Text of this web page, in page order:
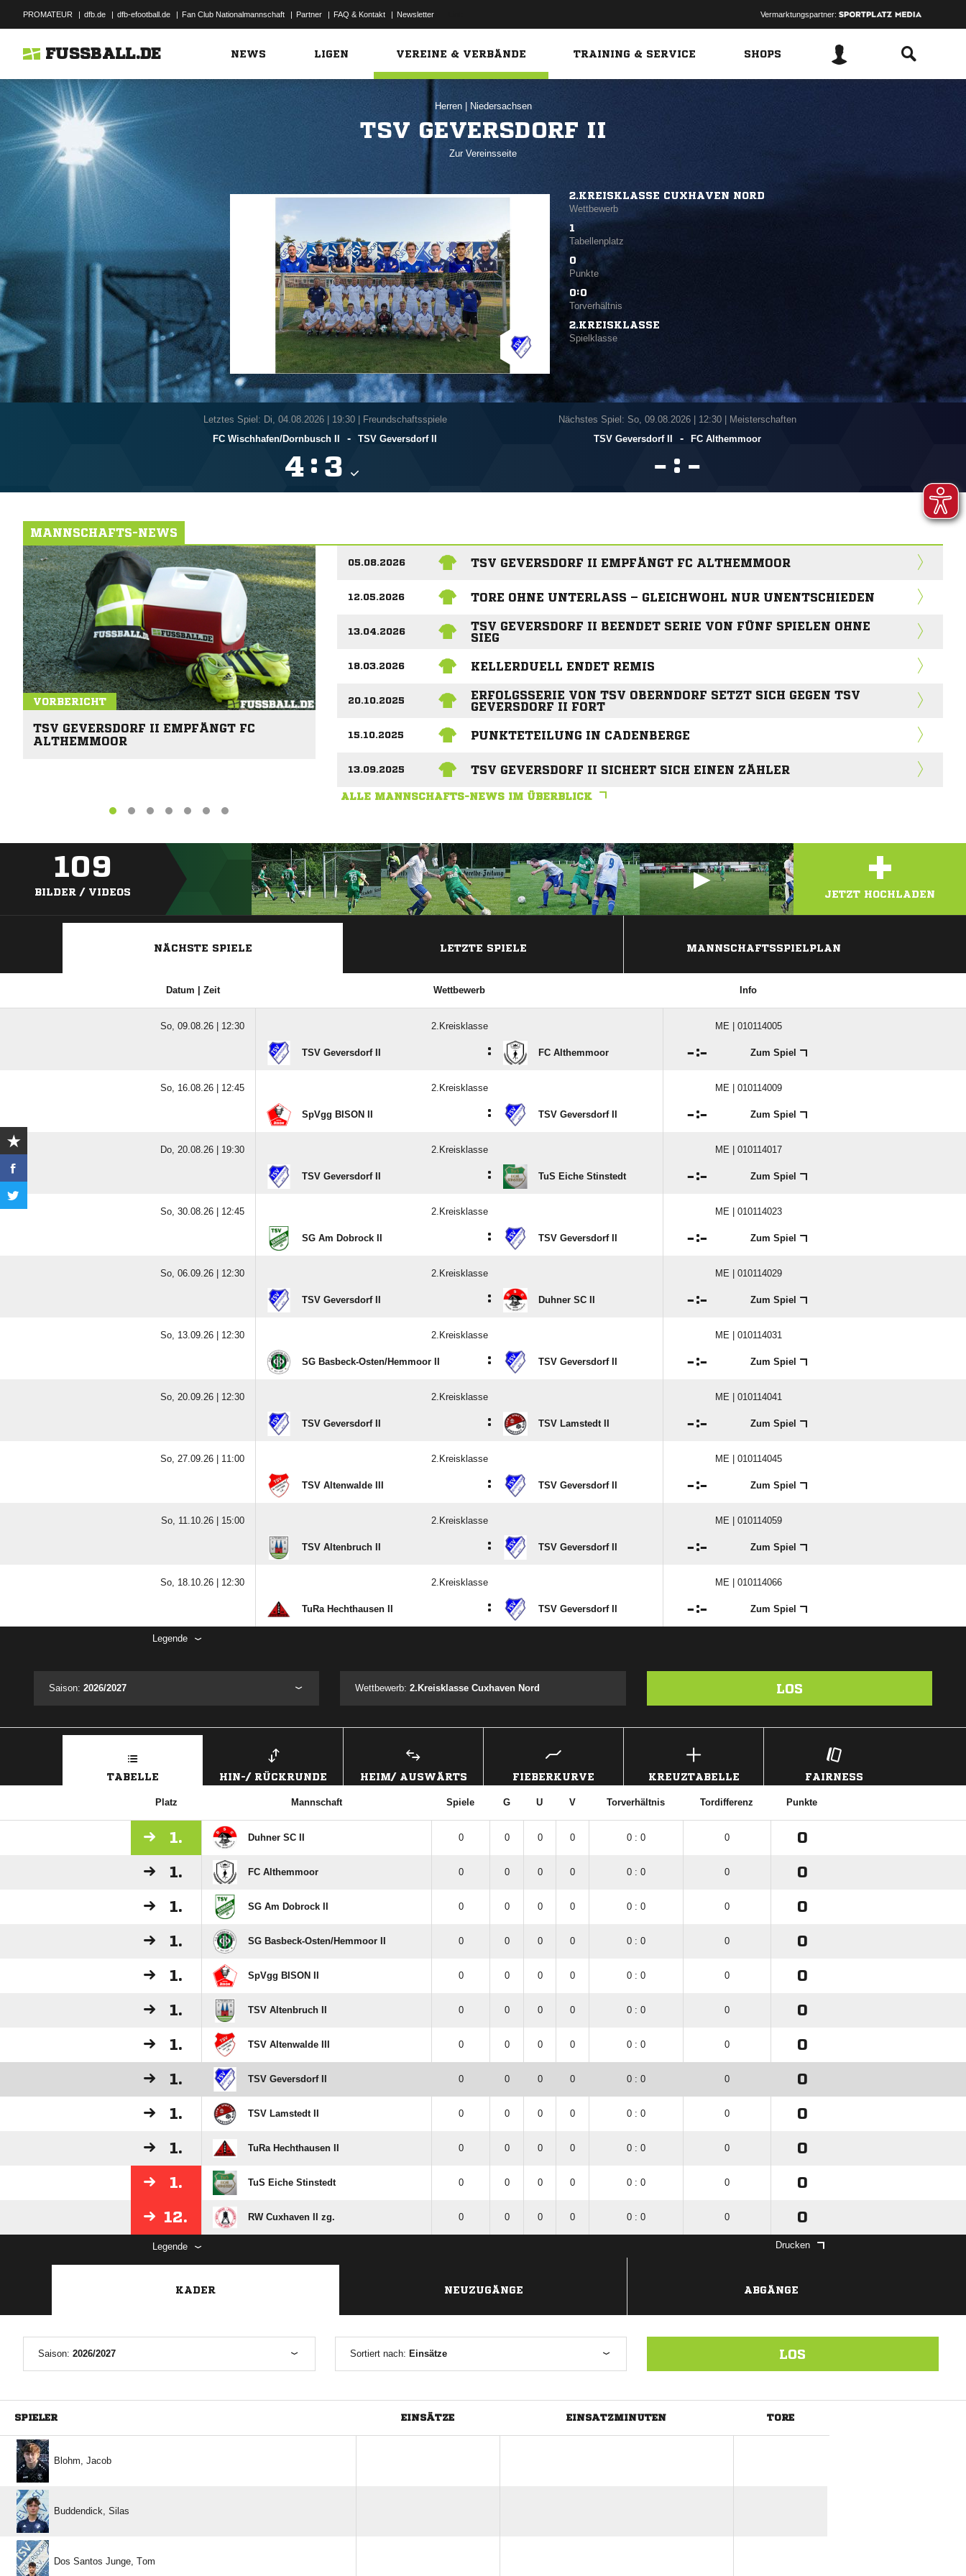
PROMATEUR | dfb.de | dfb-efootball.de | Fan Club Nationalmannschaft | Partner | FAQ & Kontakt | Newsletter Vermarktungspartner:
FUSSBALL.DE NEWS LIGEN VEREINE & VERBÄNDE TRAINING & SERVICE SHOPS
Herren Niedersachsen
TSV GEVERSDORF II
Zur Vereinsseite
2.KREISKLASSE CUXHAVEN NORD
Wettbewerb
1
Tabellenplatz
0
Punkte
0:0
Torverhältnis
2.KREISKLASSE
Spielklasse
Letztes Spiel: Di, 04.08.2026| 19:30 | Freundschaftsspiele
FC Wischhafen/​Dornbusch II
- TSV Geversdorf II
 : 
Nächstes Spiel: So, 09.08.2026| 12:30 | Meisterschaften
TSV Geversdorf II
- FC Althemmoor
 : 
MANNSCHAFTS-NEWS
VORBERICHT
TSV GEVERSDORF II EMPFÄNGT FC
ALTHEMMOOR
05.08.2026 TSV GEVERSDORF II EMPFÄNGT FC ALTHEMMOOR
12.05.2026 TORE OHNE UNTERLASS – GLEICHWOHL NUR UNENTSCHIEDEN
13.04.2026
TSV GEVERSDORF II BEENDET SERIE VON FÜNF SPIELEN OHNE
SIEG
18.03.2026 KELLERDUELL ENDET REMIS
20.10.2025
ERFOLGSSERIE VON TSV OBERNDORF SETZT SICH GEGEN TSV
GEVERSDORF II FORT
15.10.2025 PUNKTETEILUNG IN CADENBERGE
13.09.2025 TSV GEVERSDORF II SICHERT SICH EINEN ZÄHLER
ALLE MANNSCHAFTS-NEWS IM ÜBERBLICK
109
BILDER / VIDEOS +
JETZT HOCHLADEN
NÄCHSTE SPIELE LETZTE SPIELE MANNSCHAFTSSPIELPLAN
Datum | Zeit Wettbewerb Info
So, 09.08.26 | 12:30 2.Kreisklasse ME | 010114005
TSV Geversdorf II : FC Althemmoor : Zum Spiel
So, 16.08.26 | 12:45 2.Kreisklasse ME | 010114009
SpVgg BISON II : TSV Geversdorf II : Zum Spiel
Do, 20.08.26 | 19:30 2.Kreisklasse ME | 010114017
TSV Geversdorf II : TuS Eiche Stinstedt : Zum Spiel
So, 30.08.26 | 12:45 2.Kreisklasse ME | 010114023
SG Am Dobrock II : TSV Geversdorf II : Zum Spiel
So, 06.09.26 | 12:30 2.Kreisklasse ME | 010114029
TSV Geversdorf II : Duhner SC II : Zum Spiel
So, 13.09.26 | 12:30 2.Kreisklasse ME | 010114031
SG Basbeck-Osten/​Hemmoor II : TSV Geversdorf II : Zum Spiel
So, 20.09.26 | 12:30 2.Kreisklasse ME | 010114041
TSV Geversdorf II : TSV Lamstedt II : Zum Spiel
So, 27.09.26 | 11:00 2.Kreisklasse ME | 010114045
TSV Altenwalde III : TSV Geversdorf II : Zum Spiel
So, 11.10.26 | 15:00 2.Kreisklasse ME | 010114059
TSV Altenbruch II : TSV Geversdorf II : Zum Spiel
So, 18.10.26 | 12:30 2.Kreisklasse ME | 010114066
TuRa Hechthausen II : TSV Geversdorf II : Zum Spiel
Legende
Saison: 2026/2027 Wettbewerb:2.Kreisklasse Cuxhaven Nord LOS
TABELLE HIN-/ RÜCKRUNDE HEIM/ AUSWÄRTS FIEBERKURVE KREUZTABELLE FAIRNESS
Platz Mannschaft Spiele G U V Torverhältnis Tordifferenz Punkte
1. Duhner SC II 0 0 0 0 0 : 0 0 0
1. FC Althemmoor 0 0 0 0 0 : 0 0 0
1. SG Am Dobrock II 0 0 0 0 0 : 0 0 0
1. SG Basbeck-Osten/​Hemmoor II 0 0 0 0 0 : 0 0 0
1. SpVgg BISON II 0 0 0 0 0 : 0 0 0
1. TSV Altenbruch II 0 0 0 0 0 : 0 0 0
1. TSV Altenwalde III 0 0 0 0 0 : 0 0 0
1. TSV Geversdorf II 0 0 0 0 0 : 0 0 0
1. TSV Lamstedt II 0 0 0 0 0 : 0 0 0
1. TuRa Hechthausen II 0 0 0 0 0 : 0 0 0
1. TuS Eiche Stinstedt 0 0 0 0 0 : 0 0 0
12. RW Cuxhaven II zg. 0 0 0 0 0 : 0 0 0
Legende Drucken
KADER NEUZUGÄNGE ABGÄNGE
Saison: 2026/2027 Sortiert nach: Einsätze LOS
SPIELER EINSÄTZE EINSATZMINUTEN TORE
 
 
   